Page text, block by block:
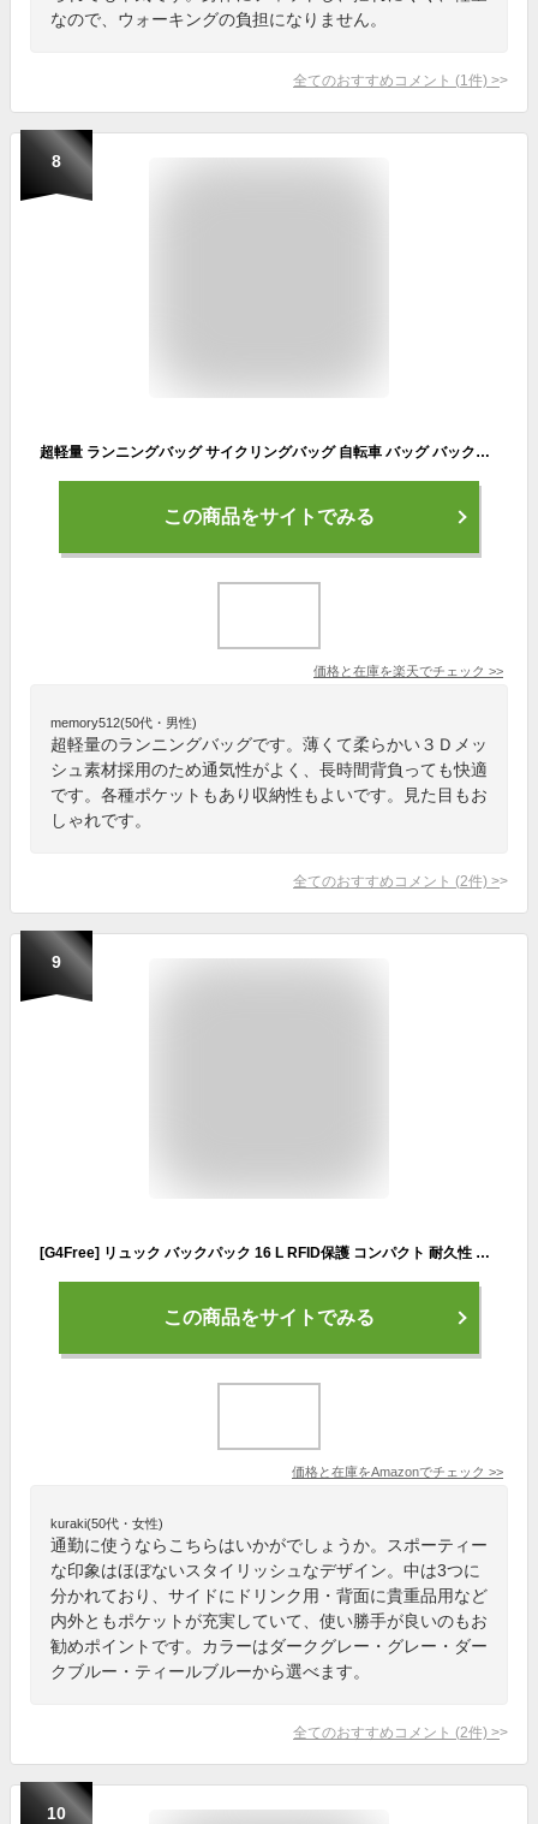
なので、ウォーキングの負担になりません。
全てのおすすめコメント (1 件) >
8
超軽量 ランニングバッグ サイクリングバッグ 自転車 バッグ バックパック リュック 光反射 通気 防水 ウォーキング ハイキング ジョギング アウトドア
この商品をサイトでみる
価格と在庫を楽天でチェック >>
memory512(50代・男性)
超軽量のランニングバッグです。薄くて柔らかい３Ｄメッ
シュ素材採用のため通気性がよく、長時間背負っても快適
です。各種ポケットもあり収納性もよいです。見た目もお
しゃれです。
全てのおすすめコメント (2件) >
9
[G4Free] リュック バックパック 16 L RFID保護 コンパクト 耐久性 軽量 防水 通勤 通学 ハイキング 旅行 アウトドア メンズ レディース (ダークグレー)
この商品をサイトでみる
価格と在庫をAmazonでチェック >>
kuraki(50代・女性)
通勤に使うならこちらはいかがでしょうか。スポーティー
な印象はほぼないスタイリッシュなデザイン。中は3つに
分かれており、サイドにドリンク用・背面に貴重品用など
内外ともポケットが充実していて、使い勝手が良いのもお
勧めポイントです。カラーはダークグレー・グレー・ダー
クブルー・ティールブルーから選べます。
全てのおすすめコメント (2件) >
10